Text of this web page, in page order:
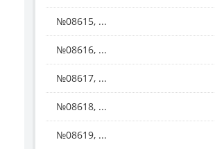
№08615, ...
№08616, ...
№08617, ...
№08618, ...
№08619, ...